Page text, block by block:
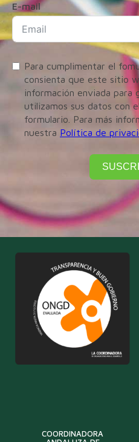
E-mail
Para cumplimentar el
consienta que este sitio
información enviada para
utilizamos sus datos con
formulario. Para más
nuestra Política de
COORDINADORA